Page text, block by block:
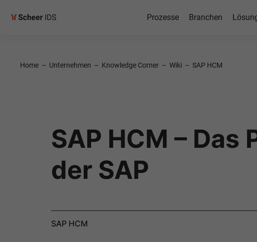
Prozesse Branchen
Home – Unternehmen – Knowledge Corner – Wiki – SAP HCM
SAP HCM –
der SAP
SAP HCM